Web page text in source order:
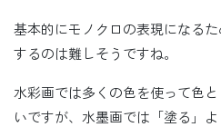
基本的にモノクロの表現になる
するのは難しそうですね。
水彩画では多くの色を使って色
いですが、水墨画では「塗る」